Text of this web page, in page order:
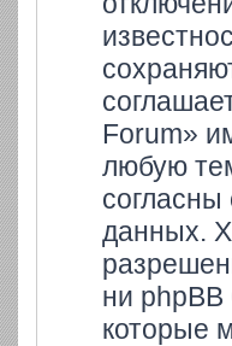
Forum»
любую
данных.
ни phpBB
которые